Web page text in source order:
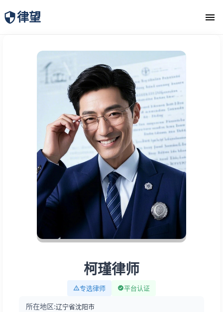
律望
律师团队
柯瑾律师
专选律师 平台认证
所在地区:辽宁省沈阳市